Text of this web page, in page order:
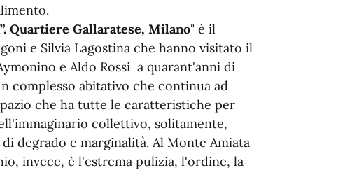
Quartiere Gallaratese, Milano" è il
e Silvia Lagostina che hanno visitato il
e Aldo Rossi a quarant'anni di
complesso abitativo che continua ad
che ha tutte le caratteristiche per
collettivo, solitamente,
degrado e marginalità. Al Monte Amiata
invece, è l'estrema pulizia, l'ordine, la